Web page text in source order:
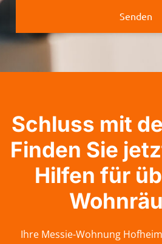
Senden
Schluss mit
Finden Sie
Hilfen für
Ihre Messie-Wohnung